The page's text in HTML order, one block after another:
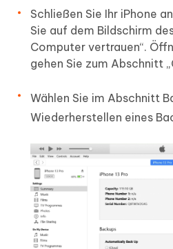
Schließen Sie Ihr iPhone
Sie auf dem Bildschirm
Computer vertrauen“.
gehen Sie zum Abschnitt
Wählen Sie im Abschnitt
Wiederherstellen eines